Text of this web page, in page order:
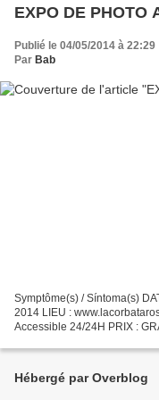
EXPO DE PHOTO
Publié le 04/05/2014 à 22:29
Par Bab
Symptôme(s) / Síntoma(s)
2014 LIEU :
Accessible 24/24H PRIX :
Hébergé par Overblog